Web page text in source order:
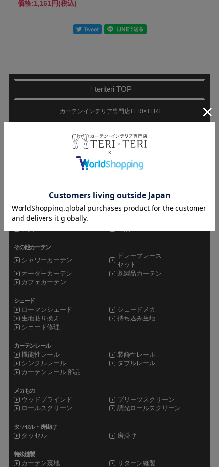
価格:1,161円(税込)
teriteri TOP
カーテンインテリア専門店TERI×TERI
遮熱カーテン
オーダーカーテン
ミラーレース
非ミラーレース
UVカットレース
その他カーテン
シャワーカーテン
ドレープレース
セット
オーダーカーテン
既製品カーテン
カフェカーテン
シェード
ローマンシェード
シェードメカ
生地貼り換え
持ち込み生地
シェード修理
カーテンレール
機能性レール
装飾性レール
シングルレール
ダブルレール
カーテンレール 部品
メカもの
ウッドブラインド
プリーツスクリーン
ロールスクリーン
調光ロールスクリーン
タッセル・房掛け
タッセル 房掛け
特殊縫製
カーテン裏地
リターン縫製